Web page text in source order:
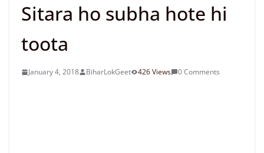
Sitara ho subha hote hi
toota
January 4, 2018 BiharLokGeet 426 Views 0 Comments